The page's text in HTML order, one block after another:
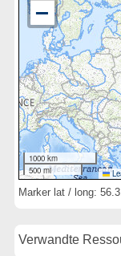
1000 km
500 mi
Marker lat / long:
Verwandte